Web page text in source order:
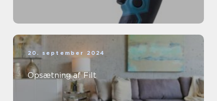
20. september 2024
Opsætning af Filt